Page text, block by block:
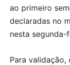
ao primeiro
declaradas no
nesta segunda-
Para